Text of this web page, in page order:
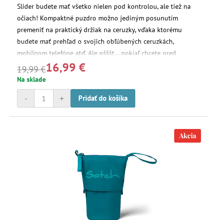
Slider budete mať všetko nielen pod kontrolou, ale tiež na
očiach! Kompaktné puzdro možno jediným posunutím
premeniť na praktický držiak na ceruzky, vďaka ktorému
budete mať prehľad o svojich obľúbených ceruzkách,
mobilnom telefóne atď. Ale pšššt... pokiaľ chcete pred
ostatnými niečo skryť, môžete to jednoducho uschovať do
tajného vrecka.
19,99 €16,99 €
Na sklade
+
- Pridať do košíka
Akcia